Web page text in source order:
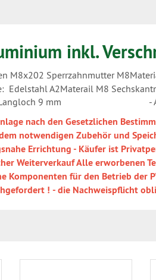
inkl.
M8x202 Sperrzahnmutter M8
Edelstahl A2Materail M8
9 mm -
nach den Gesetzlichen
notwendigen Zubehör und
Errichtung- Käufer ist
WeiterverkaufAlle erworbenen
Komponenten für den Betrieb der
! - die Nachweispflicht